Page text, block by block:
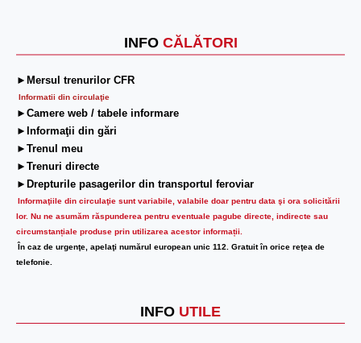
INFO CĂLĂTORI
►Mersul trenurilor CFR
Informatii din circulaţie
►Camere web / tabele informare
►Informaţii din gări
►Trenul meu
►Trenuri directe
►Drepturile pasagerilor din transportul feroviar
Informaţiile din circulaţie sunt variabile, valabile doar pentru data şi ora solicitării
lor. Nu ne asumăm răspunderea pentru eventuale pagube directe, indirecte sau
circumstanțiale produse prin utilizarea acestor informații.
În caz de urgenţe, apelaţi numărul european unic 112. Gratuit în orice reţea de
telefonie.
INFO UTILE